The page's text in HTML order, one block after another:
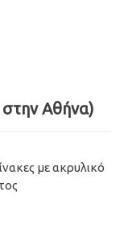
στην Αθήνα)
με ακρυλικό